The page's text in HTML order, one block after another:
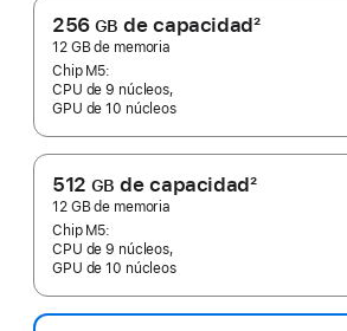
256GB de capacidad
Nota
a
pie
página
2
12 GB de memoria
Chip M5:
CPU de 9 núcleos,
GPU de 10 núcleos
512 GB de capacidad
Nota
a
pie
página
2
12 GB de memoria
Chip M5:
CPU de 9 núcleos,
GPU de 10 núcleos